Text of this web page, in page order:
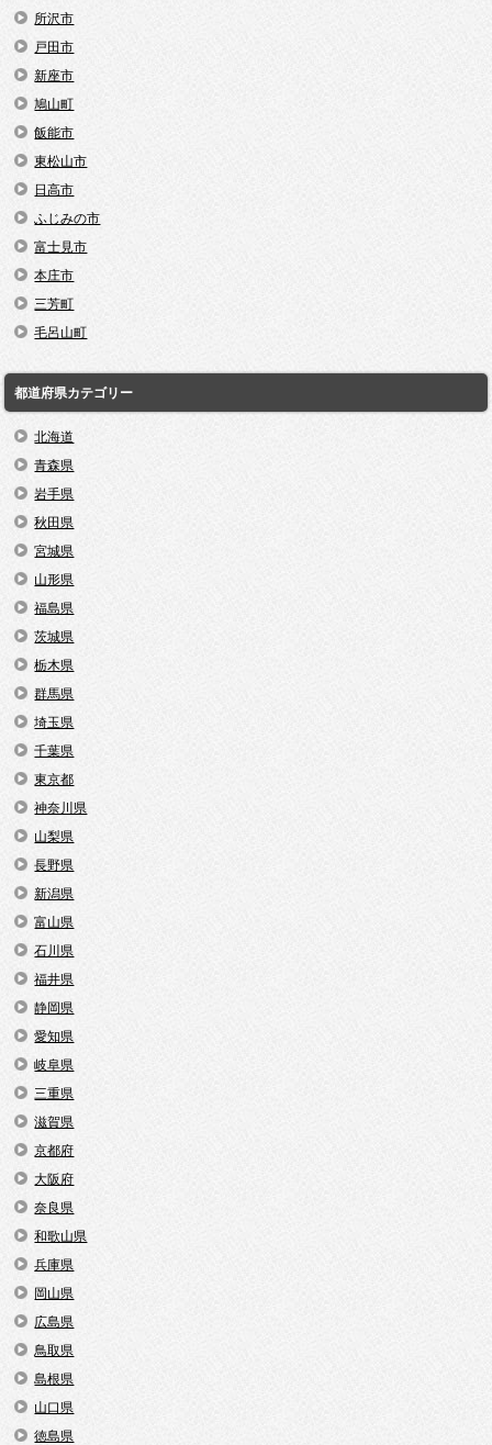
所沢市
戸田市
新座市
鳩山町
飯能市
東松山市
日高市
ふじみの市
富士見市
本庄市
三芳町
毛呂山町
都道府県カテゴリー
北海道
青森県
岩手県
秋田県
宮城県
山形県
福島県
茨城県
栃木県
群馬県
埼玉県
千葉県
東京都
神奈川県
山梨県
長野県
新潟県
富山県
石川県
福井県
静岡県
愛知県
岐阜県
三重県
滋賀県
京都府
大阪府
奈良県
和歌山県
兵庫県
岡山県
広島県
鳥取県
島根県
山口県
徳島県